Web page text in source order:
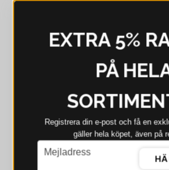
I webblager - 4-8 dagar I
EXTRA 5%
PÅ
Registrera din e‑post och få en
gäller hela köpet, även på
email
Mejladress